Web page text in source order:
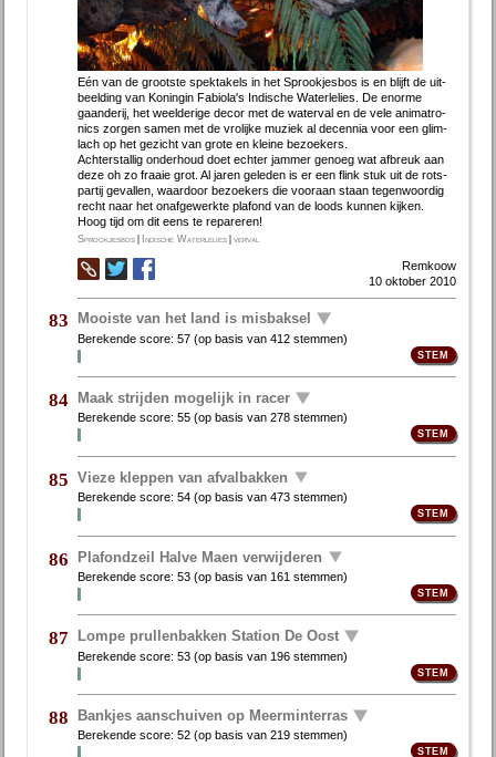
Eén van de groot­ste spek­ta­kels in het Sprook­jes­bos is en blijft de uit­
beel­ding van Ko­nin­gin Fa­bi­o­la's In­di­sche Wa­ter­le­lies. De enor­me
gaan­de­rij, het weel­de­ri­ge de­cor met de wa­ter­val en de ve­le ani­ma­tro­
nics zor­gen sa­men met de vro­lij­ke mu­ziek al de­cen­nia voor een glim­
lach op het ge­zicht van gro­te en klei­ne be­zoe­kers.
Ach­ter­stal­lig on­der­houd doet ech­ter jam­mer ge­noeg wat af­breuk aan
de­ze oh zo fraaie grot. Al ja­ren ge­le­den is er een flink stuk uit de rots­
par­tij ge­val­len, waar­door be­zoe­kers die voor­aan staan te­gen­woor­dig
recht naar het on­af­ge­werk­te pla­fond van de loods kun­nen kij­ken.
Hoog tijd om dit eens te re­pa­re­ren!
Sprookjesbos Indische Waterlelies |verval
Remkoow
10 oktober 2010
83 Mooiste van het land is misbaksel
Berekende score:57 (op basis van412 stemmen)
84 Maak strijden mogelijk in racer
Berekende score:55 (op basis van278 stemmen)
85 Vieze kleppen van afvalbakken
Berekende score:54 (op basis van473 stemmen)
86 Plafondzeil Halve Maen verwijderen
Berekende score:53 (op basis van 161 stemmen)
87 Lompe prullenbakken Station De Oost
Berekende score:53 (op basis van 196 stemmen)
88 Bankjes aanschuiven op Meerminterras
Berekende score:52 (op basis van219 stemmen)